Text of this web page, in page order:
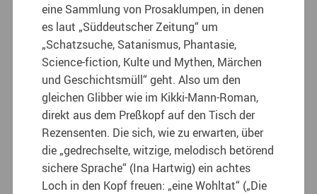
eine Sammlung von Prosaklumpen, in denen
es laut „Süddeutscher Zeitung“ um
„Schatzsuche, Satanismus, Phantasie,
Science-fiction, Kulte und Mythen, Märchen
und Geschichtsmüll“ geht. Also um den
gleichen Glibber wie im Kikki-Mann-Roman,
direkt aus dem Preßkopf auf den Tisch der
Rezensenten. Die sich, wie zu erwarten, über
die „gedrechselte, witzige, melodisch betörend
sichere Sprache“ (Ina Hartwig) ein achtes
Loch in den Kopf freuen: „eine Wohltat“ („Die